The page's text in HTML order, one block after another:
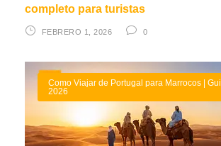
completo para turistas
FEBRERO 1, 2026 0
Como Viajar de Portugal para Marrocos |
2026